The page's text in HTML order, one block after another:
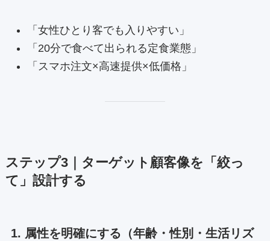
「女性ひとり客でも入りやすい」
「20分で食べて出られる定食業態」
「スマホ注文×高速提供×低価格」
ステップ3｜ターゲット顧客像を「絞っ
て」設計する
1. 属性を明確にする（年齢・性別・生活リズ